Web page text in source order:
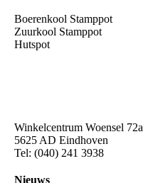
Boerenkool Stamppot
Zuurkool Stamppot
Hutspot
Winkelcentrum Woensel 72a
5625 AD Eindhoven
Tel: (040) 241 3938
Nieuws